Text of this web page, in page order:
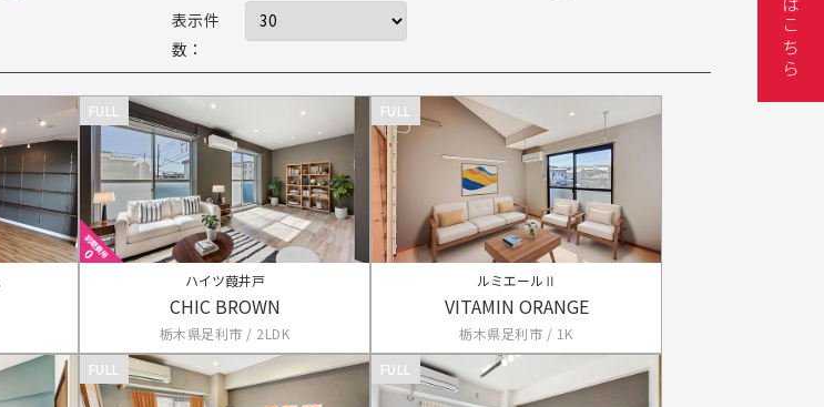
表示件
数：
FULL
ハイツ葭井戸
CHIC BROWN
栃木県足利市 / 2LDK
FULL
ルミエールⅡ
VITAMIN ORANGE
栃木県足利市 / 1K
FULL FULL